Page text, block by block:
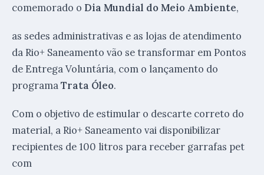
comemorado o Dia Mundial do Meio Ambiente,
as sedes administrativas e as lojas de atendimento
da Rio+ Saneamento vão se transformar em Pontos
de Entrega Voluntária, com o lançamento do
programaTrata Óleo.
Com o objetivo de estimular o descarte correto do
material, a Rio+ Saneamento vai disponibilizar
recipientes de 100 litros para receber garrafas pet
com